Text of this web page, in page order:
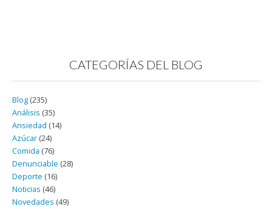
CATEGORÍAS DEL BLOG
Blog (235)
Análisis (35)
Ansiedad (14)
Azúcar (24)
Comida (76)
Denunciable (28)
Deporte (16)
Noticias (46)
Novedades (49)